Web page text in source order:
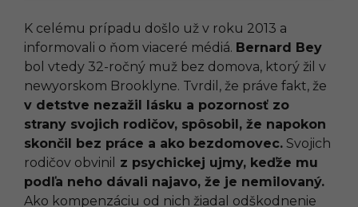
K celému prípadu došlo už v roku 2013 a
informovali o ňom viaceré médiá. Bernard Bey
bol vtedy 32-ročný muž bez domova, ktorý žil v
newyorskom Brooklyne. Tvrdil, že práve fakt, že
v detstve nezažil lásku a pozornosť zo
strany svojich rodičov, spôsobil, že napokon
skončil bez práce a ako bezdomovec. Svojich
rodičov obvinil
z psychickej ujmy, keďže mu
podľa neho dávali najavo, že je nemilovaný.
Ako kompenzáciu od nich žiadal odškodnenie